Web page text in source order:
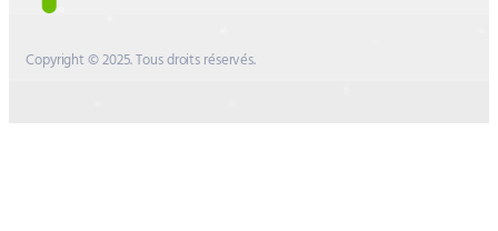
Copyright © 2025. Tous droits réservés.